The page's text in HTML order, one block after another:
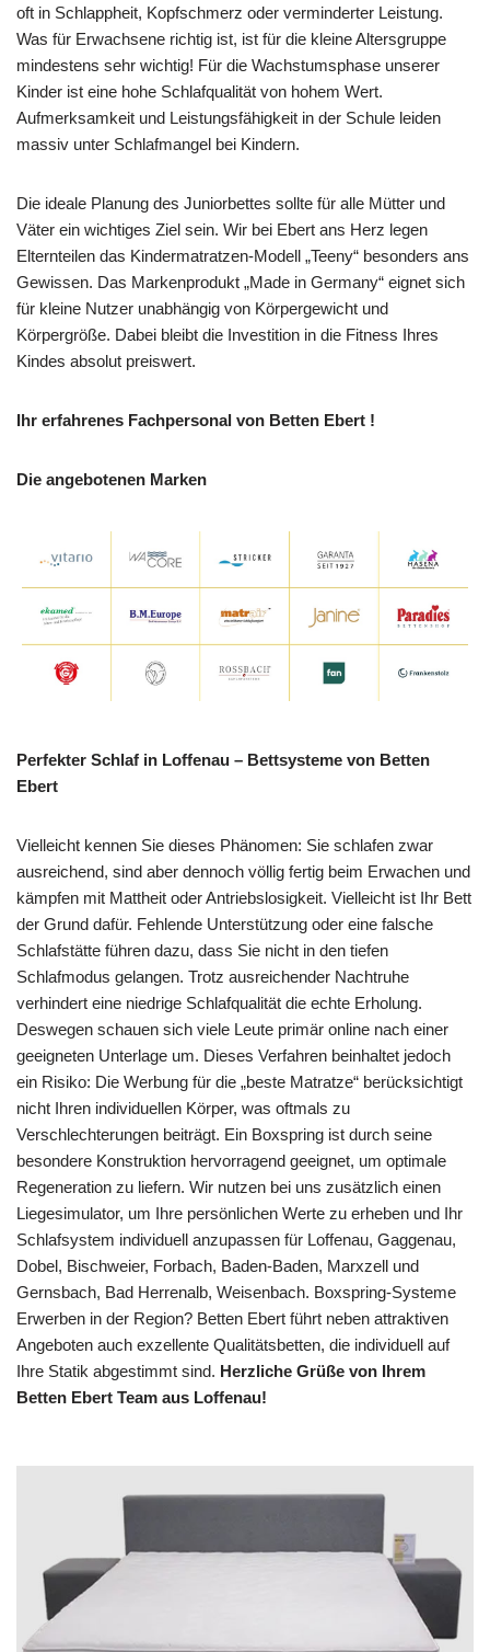
oft in Schlappheit, Kopfschmerz oder verminderter Leistung.
Was für Erwachsene richtig ist, ist für die kleine Altersgruppe
mindestens sehr wichtig! Für die Wachstumsphase unserer
Kinder ist eine hohe Schlafqualität von hohem Wert.
Aufmerksamkeit und Leistungsfähigkeit in der Schule leiden
massiv unter Schlafmangel bei Kindern.
Die ideale Planung des Juniorbettes sollte für alle Mütter und
Väter ein wichtiges Ziel sein. Wir bei Ebert ans Herz legen
Elternteilen das Kindermatratzen-Modell „Teeny“ besonders ans
Gewissen. Das Markenprodukt „Made in Germany“ eignet sich
für kleine Nutzer unabhängig von Körpergewicht und
Körpergröße. Dabei bleibt die Investition in die Fitness Ihres
Kindes absolut preiswert.
Ihr erfahrenes Fachpersonal von Betten Ebert !
Die angebotenen Marken
Perfekter Schlaf in Loffenau – Bettsysteme von Betten
Ebert
Vielleicht kennen Sie dieses Phänomen: Sie schlafen zwar
ausreichend, sind aber dennoch völlig fertig beim Erwachen und
kämpfen mit Mattheit oder Antriebslosigkeit. Vielleicht ist Ihr Bett
der Grund dafür. Fehlende Unterstützung oder eine falsche
Schlafstätte führen dazu, dass Sie nicht in den tiefen
Schlafmodus gelangen. Trotz ausreichender Nachtruhe
verhindert eine niedrige Schlafqualität die echte Erholung.
Deswegen schauen sich viele Leute primär online nach einer
geeigneten Unterlage um. Dieses Verfahren beinhaltet jedoch
ein Risiko: Die Werbung für die „beste Matratze“ berücksichtigt
nicht Ihren individuellen Körper, was oftmals zu
Verschlechterungen beiträgt. Ein Boxspring ist durch seine
besondere Konstruktion hervorragend geeignet, um optimale
Regeneration zu liefern. Wir nutzen bei uns zusätzlich einen
Liegesimulator, um Ihre persönlichen Werte zu erheben und Ihr
Schlafsystem individuell anzupassen für Loffenau, Gaggenau,
Dobel, Bischweier, Forbach, Baden-Baden, Marxzell und
Gernsbach, Bad Herrenalb, Weisenbach. Boxspring-Systeme
Erwerben in der Region? Betten Ebert führt neben attraktiven
Angeboten auch exzellente Qualitätsbetten, die individuell auf
Ihre Statik abgestimmt sind. Herzliche Grüße von Ihrem
Betten Ebert Team aus Loffenau!